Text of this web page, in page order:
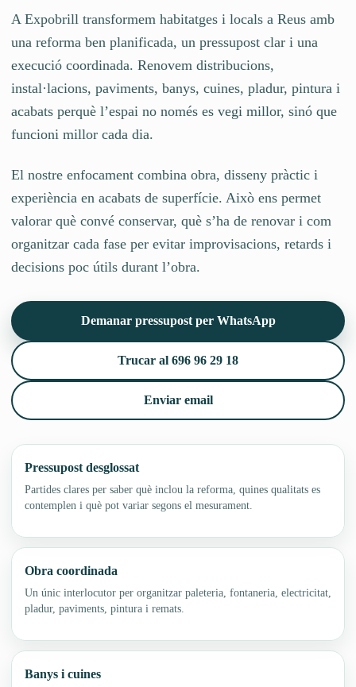
A Expobrill transformem habitatges i locals a Reus amb
una reforma ben planificada, un pressupost clar i una
execució coordinada. Renovem distribucions,
instal·lacions, paviments, banys, cuines, pladur, pintura i
acabats perquè l’espai no només es vegi millor, sinó que
funcioni millor cada dia.
El nostre enfocament combina obra, disseny pràctic i
experiència en acabats de superfície. Això ens permet
valorar què convé conservar, què s’ha de renovar i com
organitzar cada fase per evitar improvisacions, retards i
decisions poc útils durant l’obra.
Demanar pressupost per WhatsApp
Trucar al 696 96 29 18
Enviar email
Pressupost desglossat
Partides clares per saber què inclou la reforma, quines qualitats es
contemplen i què pot variar segons el mesurament.
Obra coordinada
Un únic interlocutor per organitzar paleteria, fontaneria, electricitat,
pladur, paviments, pintura i remats.
Banys i cuines